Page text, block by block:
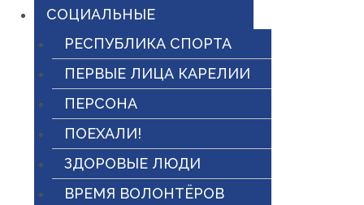
СОЦИАЛЬНЫЕ
РЕСПУБЛИКА СПОРТА
ПЕРВЫЕ ЛИЦА КАРЕЛИИ
ПЕРСОНА
ПОЕХАЛИ!
ЗДОРОВЫЕ ЛЮДИ
ВРЕМЯ ВОЛОНТЁРОВ